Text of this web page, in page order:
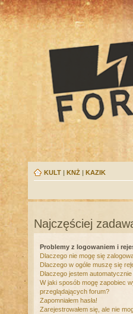
KULT | KNŻ | KAZIK
Najczęściej
Problemy z logowaniem i
Dlaczego nie mogę się
Dlaczego w ogóle muszę się
Dlaczego jestem
W jaki sposób mogę zapobiec
przeglądających forum?
Zapomniałem hasła!
Zarejestrowałem się, ale nie